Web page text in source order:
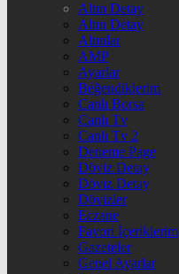
Altın Detay
Altın Detay
Altınlar
AMP
Ayarlar
Beğendiklerim
Canlı Borsa
Canlı Tv
Canlı Tv 2
Deneme Page
Döviz Detay
Döviz Detay
Dövizler
Eczane
Favori İçeriklerim
Gazeteler
Genel Ayarlar